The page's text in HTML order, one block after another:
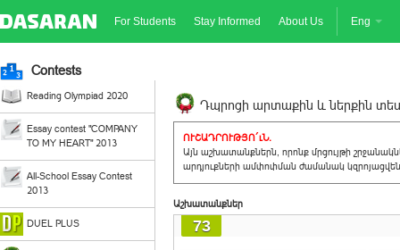
For Students Stay Informed About Us Eng
Contests
Reading Olympiad 2020
Essay contest "COMPANY
TO MY HEART" 2013
All-School Essay Contest
2013
DUEL PLUS
Դպրոցի արտաքին և ներքին
ՈՒՇԱԴՐՈՒԹՅՈ´ւՆ.
Այն աշխատանքներն, որոնք մրցույթի
արդյուքների ամփոփման ժամանակ
Աշխատանքներ
73